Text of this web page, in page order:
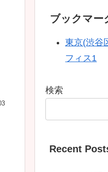
ブックマー
東京(渋谷
フィス1
検索
Recent